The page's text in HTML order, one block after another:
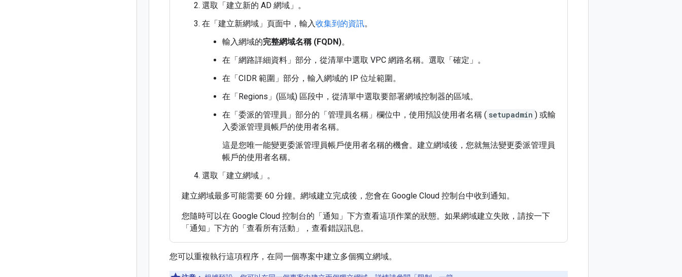
選取「建立新的 AD 網域」 。
在「建立新網域」 頁面中，輸入收集到的資訊。
輸入網域的完整網域名稱 (FQDN)。
在「網路詳細資料」 部分，從清單中選取 VPC 網路名稱。選取「確定」 。
在「CIDR 範圍」 部分，輸入網域的 IP 位址範圍。
在「Regions」(區域) 區段中，從清單中選取要部署網域控制器的區域。
在「委派的管理員」 部分的「管理員名稱」 欄位中，使用預設使用者名稱 ( setupadmin ) 或輸
入委派管理員帳戶的使用者名稱。
這是您唯一能變更委派管理員帳戶使用者名稱的機會。建立網域後，您就無法變更委派管理員
帳戶的使用者名稱。
選取「建立網域」 。
建立網域最多可能需要 60 分鐘。網域建立完成後，您會在 Google Cloud 控制台中收到通知。
您隨時可以在 Google Cloud 控制台的「通知」 下方查看這項作業的狀態。如果網域建立失敗，請按一下
「通知」下方的「查看所有活動」
，查看錯誤訊息。
您可以重複執行這項程序，在同一個專案中建立多個獨立網域。